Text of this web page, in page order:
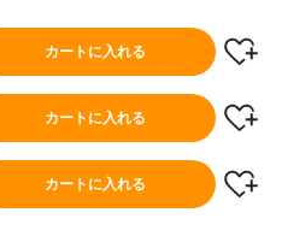
カートに入れる
カートに入れる
カートに入れる